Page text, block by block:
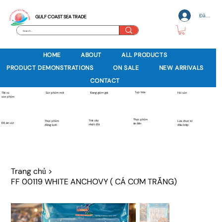
GULF COAST SEA TRADE Đăng
HOME ABOUT
ALL PRODUCTS
PRODUCT DEMONSTRATIONS
ON SALE
NEW ARRIVALS
CONTACT
Tất cả
sản phẩm
Sản phẩm mới Đang giảm giá Tạp hóa Hải sản
Đồ ăn vặt
Thực phẩm
đông lạnh
Trái cây
nhiệt đới
Thực phẩm
ăn liền
Lựa chọn từ
đầu bếp
Trang chủ >
FF 00119 WHITE ANCHOVY ( CÁ CƠM TRẮNG)